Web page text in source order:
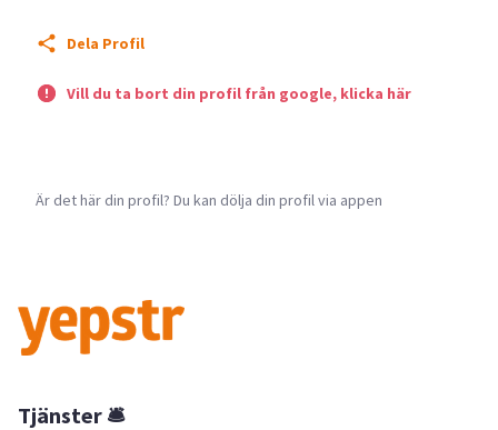
Dela Profil
Vill du ta bort din profil från google, klicka här
Är det här din profil? Du kan dölja din profil via appen
Tjänster 🛎